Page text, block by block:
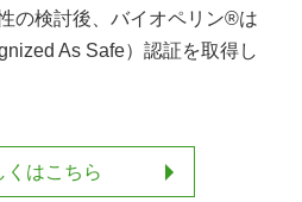
の検討後、バイオペリン®は
As Safe）認証を取得し
くはこちら